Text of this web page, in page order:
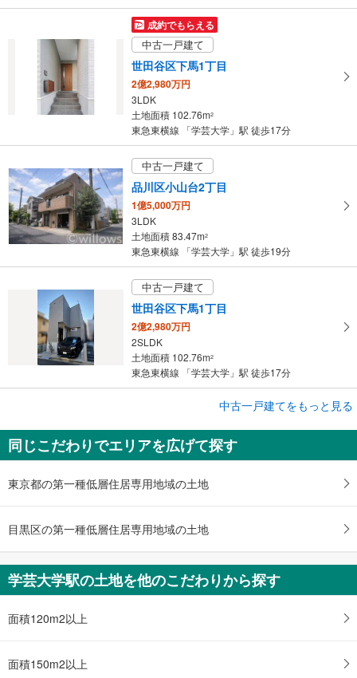
成約でもらえる
中古一戸建て
世田谷区下馬1丁目
2億2,980万円
3LDK
土地面積 102.76m2
東急東横線 「学芸大学」駅 徒歩17分
中古一戸建て
品川区小山台2丁目
1億5,000万円
3LDK
土地面積 83.47m2
東急東横線 「学芸大学」駅 徒歩19分
中古一戸建て
世田谷区下馬1丁目
2億2,980万円
2SLDK
土地面積 102.76m2
東急東横線 「学芸大学」駅 徒歩17分
目黒区五本木2丁目
4億円
4LDK
土地面積 133.88m
東急東横線 「学芸大学」駅 徒歩11分
中古一戸建てをもっと見る
同じこだわりでエリアを広げて探す
東京都の第一種低層住居専用地域の土地
目黒区の第一種低層住居専用地域の土地
学芸大学駅の土地を他のこだわりから探す
面積120m2以上
面積150m2以上